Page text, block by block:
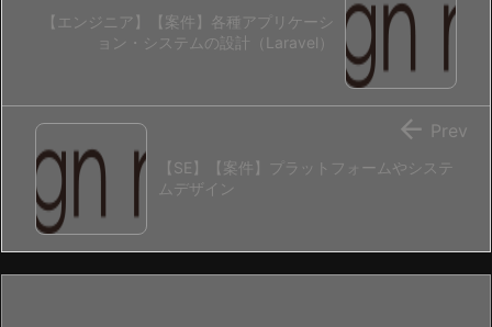
【エンジニア】【案件】各種アプリケーシ
ョン・システムの設計（Laravel）
【SE】【案件】プラットフォームやシステ
ムデザイン
 Prev